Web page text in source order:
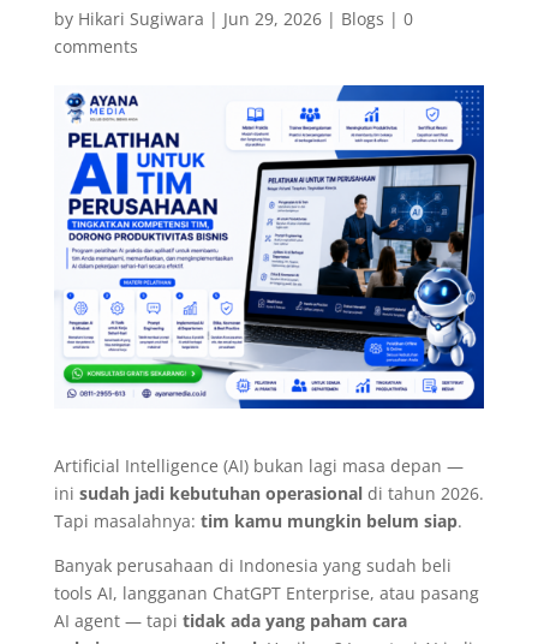
by Hikari Sugiwara | Jun 29, 2026| Blogs | 0
comments
Artificial Intelligence (AI) bukan lagi masa depan —
ini sudah jadi kebutuhan operasionaldi tahun 2026.
Tapi masalahnya: tim kamu mungkin belum siap.
Banyak perusahaan di Indonesia yang sudah beli
tools AI, langganan ChatGPT Enterprise, atau pasang
AI agent — tapi tidak ada yang paham cara